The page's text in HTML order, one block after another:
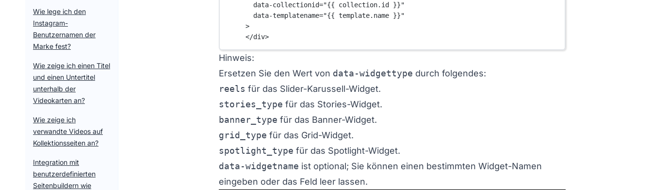
Wie lege ich den
Instagram-
Benutzernamen der
Marke fest?
Wie zeige ich einen Titel
und einen Untertitel
unterhalb der
Videokarten an?
Wie zeige ich
verwandte Videos auf
Kollektionsseiten an?
Integration mit
benutzerdefinierten
Seitenbuildern wie
data-collectionid="{{ collection.id }}"
data-templatename="{{ template.name }}"
>
</div>
Hinweis:
Ersetzen Sie den Wert von data-widgettype durch folgendes:
reels für das Slider-Karussell-Widget.
stories_type für das Stories-Widget.
banner_type für das Banner-Widget.
grid_type für das Grid-Widget.
spotlight_type für das Spotlight-Widget.
data-widgetname ist optional; Sie können einen bestimmten Widget-Namen
eingeben oder das Feld leer lassen.